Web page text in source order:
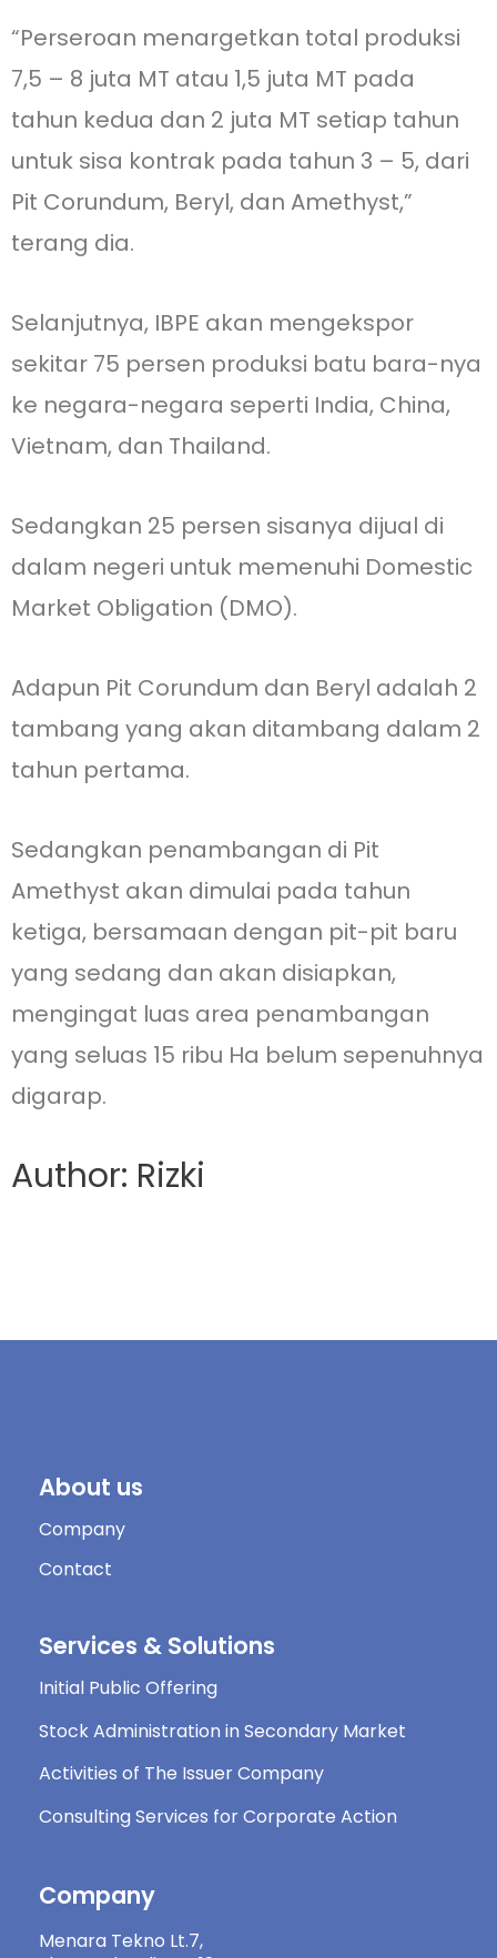
“Perseroan menargetkan total produksi
7,5 – 8 juta MT atau 1,5 juta MT pada
tahun kedua dan 2 juta MT setiap tahun
untuk sisa kontrak pada tahun 3 – 5, dari
Pit Corundum, Beryl, dan Amethyst,”
terang dia.
Selanjutnya, IBPE akan mengekspor
sekitar 75 persen produksi batu bara-nya
ke negara-negara seperti India, China,
Vietnam, dan Thailand.
Sedangkan 25 persen sisanya dijual di
dalam negeri untuk memenuhi Domestic
Market Obligation (DMO).
Adapun Pit Corundum dan Beryl adalah 2
tambang yang akan ditambang dalam 2
tahun pertama.
Sedangkan penambangan di Pit
Amethyst akan dimulai pada tahun
ketiga, bersamaan dengan pit-pit baru
yang sedang dan akan disiapkan,
mengingat luas area penambangan
yang seluas 15 ribu Ha belum sepenuhnya
digarap.
Author: Rizki
About us
Company
Contact
Services & Solutions
Initial Public Offering
Stock Administration in Secondary Market
Activities of The Issuer Company
Consulting Services for Corporate Action
Company
Menara Tekno Lt.7,